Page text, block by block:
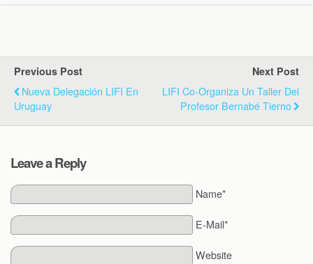
Previous Post
Nueva Delegación LIFI En
Uruguay
Next Post
LIFI Co-Organiza Un Taller Del
Profesor Bernabé Tierno
Leave a Reply
Name*
E-Mail*
Website